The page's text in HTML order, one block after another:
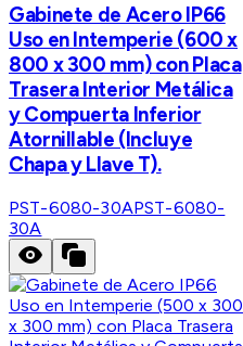
Gabinete de Acero IP66
Uso en Intemperie (600 x
800 x 300 mm) con Placa
Trasera Interior Metálica
y Compuerta Inferior
Atornillable (Incluye
Chapa y Llave T).
PST-6080-30APST-6080-
30A